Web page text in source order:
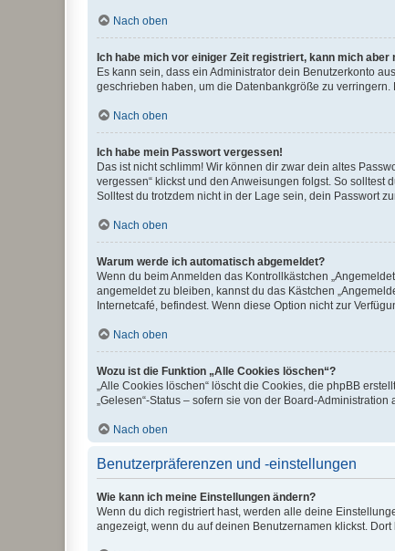
Nach oben
Ich habe mich vor einiger Zeit registriert, kann mich aber
Es kann sein, dass ein Administrator dein Benutzerkonto
geschrieben haben, um die Datenbankgröße zu
Nach oben
Ich habe mein Passwort vergessen!
Das ist nicht schlimm! Wir können dir zwar dein altes
vergessen“ klickst und den Anweisungen folgst. So solltest
Solltest du trotzdem nicht in der Lage sein, dein Passwort
Nach oben
Warum werde ich automatisch abgemeldet?
Wenn du beim Anmelden das Kontrollkästchen
angemeldet zu bleiben, kannst du das Kästchen
Internetcafé, befindest. Wenn diese Option nicht zur
Nach oben
Wozu ist die Funktion „Alle Cookies löschen“?
„Alle Cookies löschen“ löscht die Cookies, die phpBB
„Gelesen“-Status – sofern sie von der Board-
Nach oben
Benutzerpräferenzen und -einstellungen
Wie kann ich meine Einstellungen ändern?
Wenn du dich registriert hast, werden alle deine
angezeigt, wenn du auf deinen Benutzernamen klickst.